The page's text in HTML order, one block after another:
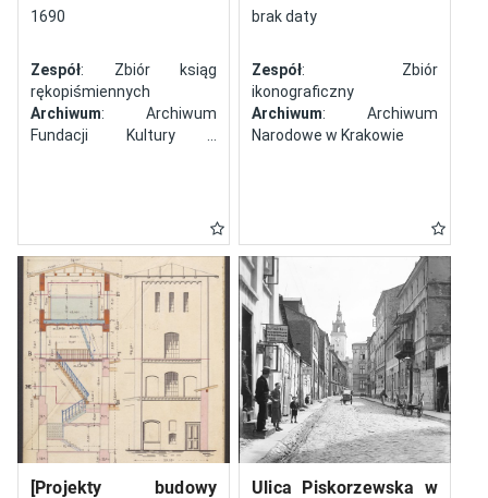
1690
Zespół: Zbiór ksiąg
rękopiśmiennych
Archiwum: Archiwum
Fundacji Kultury i
brak daty
Zespół: Zbiór
ikonograficzny
Archiwum: Archiwum
Narodowe w Krakowie
[Projekty budowy
Ulica Piskorzewska w